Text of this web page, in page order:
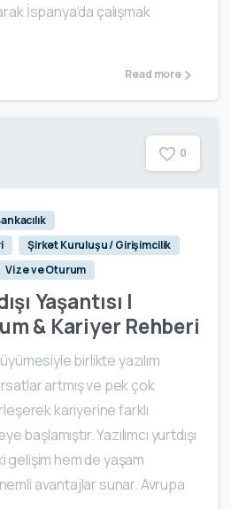
İspanya’da çalışmak
Read more
0
Şirket Kuruluşu / Girişimcilik
Vize ve Oturum
Yaşantısı |
& Kariyer Rehberi
birlikte yazılım
artmış ve pek çok
kariyerine farklı
başlamıştır. Yazılımcı yurtdışı
gelişim hem de yaşam
avantajlar sunar. Avrupa